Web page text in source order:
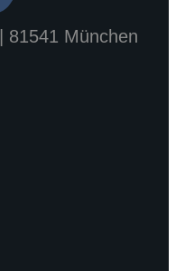
81541 München